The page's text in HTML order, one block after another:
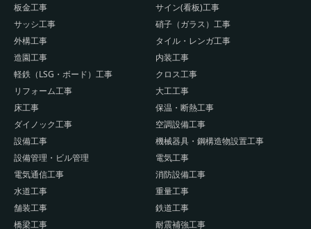
板金工事
サイン(看板)工事
サッシ工事
硝子（ガラス）工事
外構工事
タイル・レンガ工事
造園工事
内装工事
軽鉄（LSG・ボード）工事
クロス工事
リフォーム工事
大工工事
床工事
保温・断熱工事
ダイノック工事
空調設備工事
設備工事
機械器具・鋼構造物設置工事
設備管理・ビル管理
電気工事
電気通信工事
消防設備工事
水道工事
重量工事
舗装工事
鉄道工事
橋梁工事
耐震補強工事